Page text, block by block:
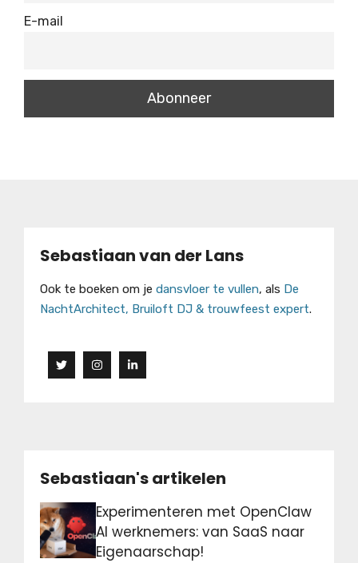
E-mail
Sebastiaan van der Lans
Ook te boeken om je dansvloer te vullen, als De
NachtArchitect, Bruiloft DJ & trouwfeest expert.
Sebastiaan's artikelen
Experimenteren met OpenClaw
AI werknemers: van SaaS naar
Eigenaarschap!